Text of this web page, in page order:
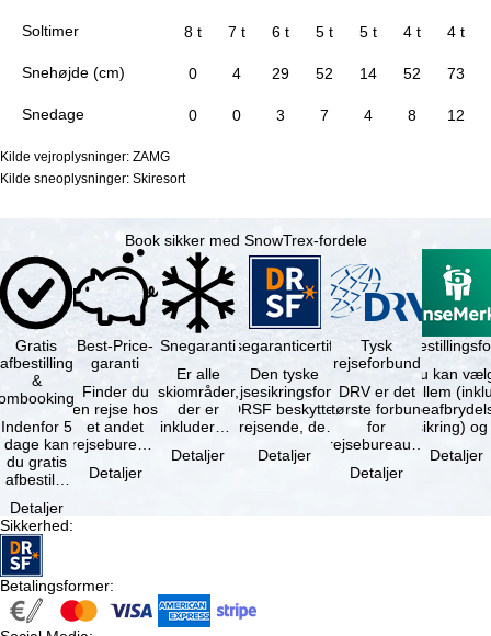
Soltimer
Snehøjde (cm)
Snedage
8 t 7 t 6 t 5 t 5 t 4 t 4 t
0 4 29 52 14 52 73
0 0 3 7 4 8 12
Kilde vejroplysninger: ZAMG
Kilde sneoplysninger: Skiresort
Book sikker med SnowTrex-fordele
Gratis
afbestilling
&
Indenfor 5
dage kan
du gratis
afbestille
booking.
Det er
dog en …
Detaljer
Best-Price-
garanti
Finder du
en rejse hos
et andet
rejsebureau,
er billigere
Detaljer
Snegaranti
Er alle
skiområder,
der er
inkluderet i
bookede
Detaljer
Rejsegaranticertifikat
Den tyske
rejsesikringsfond
DRSF beskytter
rejsende, der
pakkerejse eller
Detaljer
Tysk
rejseforbund
DRV er det
største forbund
for
rejsebureauer
rejsearrangører
Detaljer
Du kan
mellem (inklusiv
Detaljer
Sikkerhed:
Betalingsformer: